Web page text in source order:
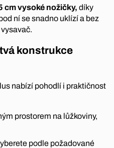
cm vysoké nožičky, díky
ní se snadno uklízí a bez
konstrukce
nabízí pohodlí i praktičnost
prostorem na lůžkoviny,
podle požadované